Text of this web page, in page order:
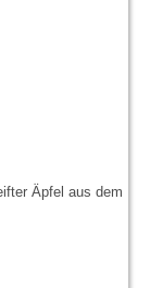
Äpfel aus dem